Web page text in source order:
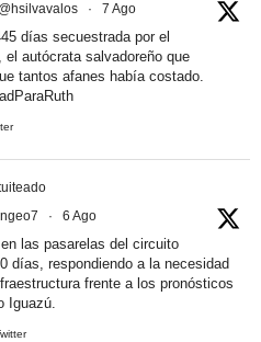
@hsilvavalos · 7 Ago
días secuestrada por el
autócrata salvadoreño que
tantos afanes había costado.
· 6 Ago
las pasarelas del circuito
días, respondiendo a la necesidad
frente a los pronósticos
Iguazú.